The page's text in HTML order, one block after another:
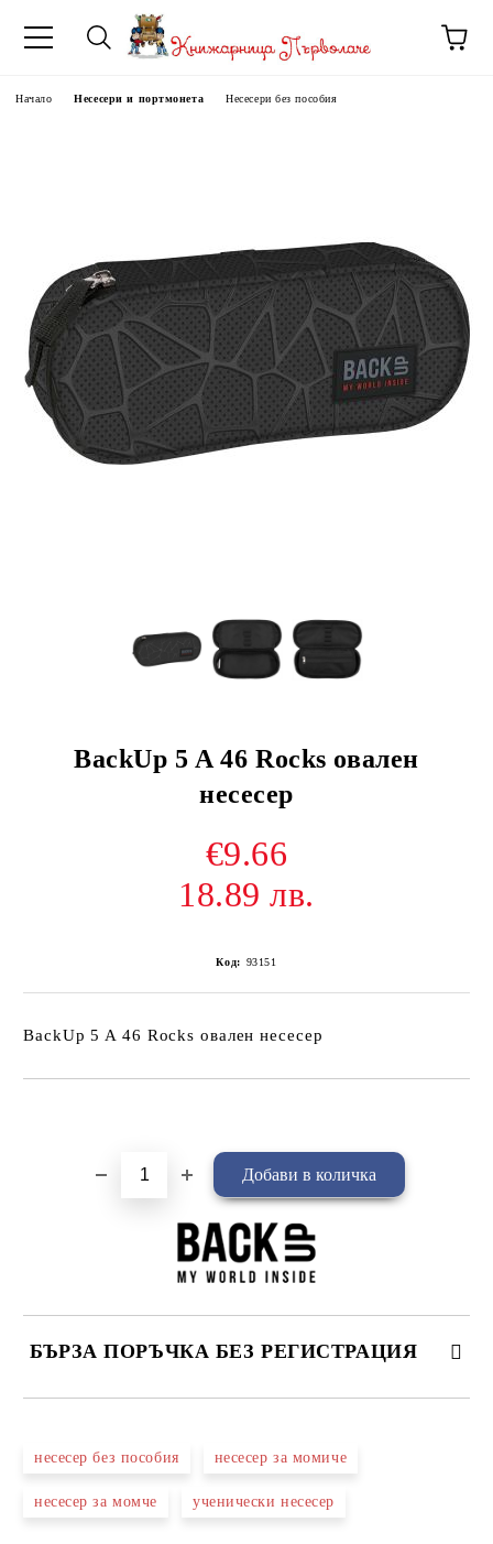
Начало Несесери и портмонета Несесери без пособия
BackUp 5 A 46 Rocks овален
несесер
€9.66
18.89 лв.
Код: 93151
BackUp 5 A 46 Rocks овален несесер
БЪРЗА ПОРЪЧКА БЕЗ РЕГИСТРАЦИЯ
несесер без пособия несесер за момиче
несесер за момче ученически несесер